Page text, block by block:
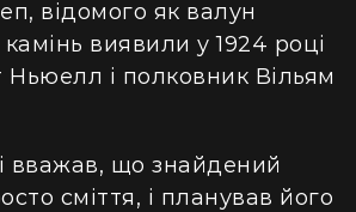
відомого як валун
виявили у 1924 році
Ньюелл і полковник Вільям
вважав, що знайдений
сміття, і планував його